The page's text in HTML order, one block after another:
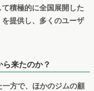
積極的に全国展開した
提供し、多くのユーザ
来たのか？
方で、ほかのジムの顧